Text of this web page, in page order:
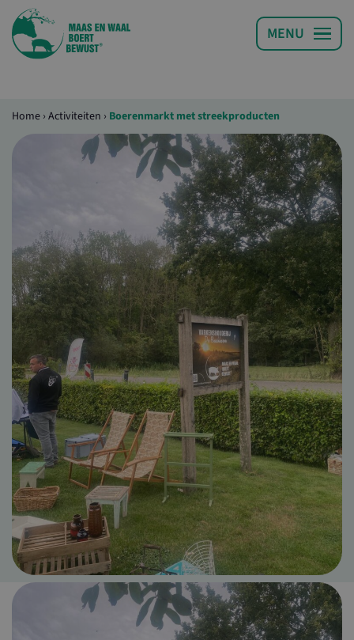
Home › Activiteiten › Boerenmarkt met streekproducten